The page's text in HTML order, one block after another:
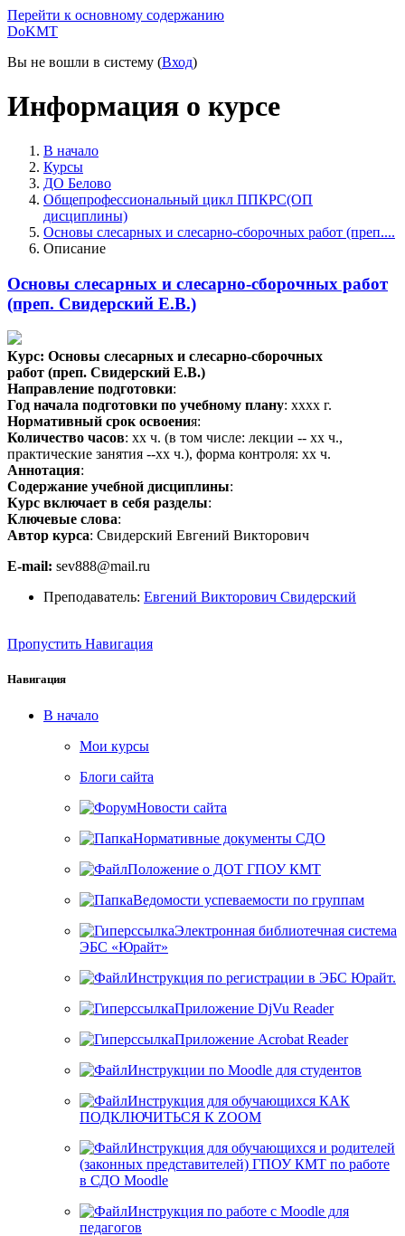
Перейти к основному содержанию
DoKMT
Вы не вошли в систему (Вход)
Информация о курсе
В начало
Курсы
ДО Белово
Общепрофессиональный цикл ППКРС(ОП
дисциплины)
Основы слесарных и слесарно-сборочных работ (преп....
Описание
Основы слесарных и слесарно-сборочных работ
(преп. Свидерский Е.В.)
Курс: Основы слесарных и слесарно-сборочных
работ (преп. Свидерский Е.В.)
Направление подготовки:
Год начала подготовки по учебному плану: хххх г.
Нормативный срок освоения:
Количество часов: хх ч. (в том числе: лекции -- хх ч.,
практиче­ские занятия --хх ч.), форма контроля: хх ч.
Аннотация:
Содержание учебной дисциплины:
Курс включает в себя разделы:
Ключевые слова:
Автор курса: Свидерский Евгений Викторович
Е-mail: sev888@mail.ru
Преподаватель: Евгений Викторович Свидерский
Пропустить Навигация
Навигация
В начало
Мои курсы
Блоги сайта
Новости сайта
Нормативные документы СДО
Положение о ДОТ ГПОУ КМТ
Ведомости успеваемости по группам
Электронная библиотечная система
ЭБС «Юрайт»
Инструкция по регистрации в ЭБС Юрайт.
Приложение DjVu Reader
Приложение Acrobat Reader
Инструкции по Moodle для студентов
Инструкция для обучающихся КАК
ПОДКЛЮЧИТЬСЯ К ZOOM
Инструкция для обучающихся и родителей
(законных представителей) ГПОУ КМТ по работе
в СДО Moodle
Инструкция по работе с Moodle для
педагогов